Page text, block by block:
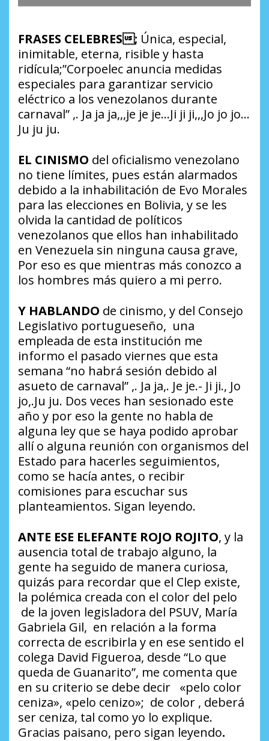
FRASES CELEBRES; Única, especial,
inimitable, eterna, risible y hasta
ridícula;”Corpoelec anuncia medidas
especiales para garantizar servicio
eléctrico a los venezolanos durante
carnaval” ,. Ja ja ja,,,je je je…Ji ji ji,,,Jo jo jo…
Ju ju ju.
EL CINISMO del oficialismo venezolano
no tiene límites, pues están alarmados
debido a la inhabilitación de Evo Morales
para las elecciones en Bolivia, y se les
olvida la cantidad de políticos
venezolanos que ellos han inhabilitado
en Venezuela sin ninguna causa grave,
Por eso es que mientras más conozco a
los hombres más quiero a mi perro.
Y HABLANDO de cinismo, y del Consejo
Legislativo portugueseño, una
empleada de esta institución me
informo el pasado viernes que esta
semana “no habrá sesión debido al
asueto de carnaval” ,. Ja ja,. Je je.- Ji ji., Jo
jo,.Ju ju. Dos veces han sesionado este
año y por eso la gente no habla de
alguna ley que se haya podido aprobar
allí o alguna reunión con organismos del
Estado para hacerles seguimientos,
como se hacía antes, o recibir
comisiones para escuchar sus
planteamientos. Sigan leyendo.
ANTE ESE ELEFANTE ROJO ROJITO, y la
ausencia total de trabajo alguno, la
gente ha seguido de manera curiosa,
quizás para recordar que el Clep existe,
la polémica creada con el color del pelo
de la joven legisladora del PSUV, María
Gabriela Gil, en relación a la forma
correcta de escribirla y en ese sentido el
colega David Figueroa, desde “Lo que
queda de Guanarito”, me comenta que
en su criterio se debe decir «pelo color
ceniza», «pelo cenizo»; de color , deberá
ser ceniza, tal como yo lo explique.
Gracias paisano, pero sigan leyendo.